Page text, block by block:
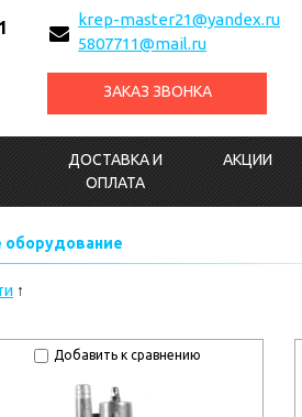
krep-master21@yandex.ru
5807711@mail.ru
ЗАКАЗ ЗВОНКА
ДОСТАВКА И
ОПЛАТА
АКЦИИ
оборудование
Добавить к сравнению